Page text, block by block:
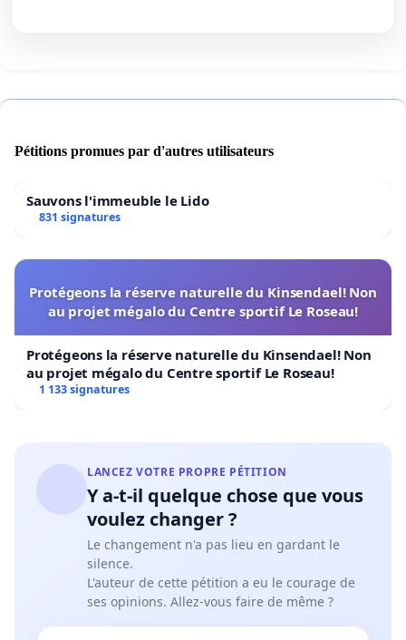
Pétitions promues par d'autres utilisateurs
Sauvons l'immeuble le Lido
831 signatures
Protégeons la réserve naturelle du Kinsendael! Non
au projet mégalo du Centre sportif Le Roseau!
Protégeons la réserve naturelle du Kinsendael! Non
au projet mégalo du Centre sportif Le Roseau!
1 133 signatures
LANCEZ VOTRE PROPRE PÉTITION
Y a-t-il quelque chose que vous
voulez changer ?
Le changement n'a pas lieu en gardant le
silence.
L'auteur de cette pétition a eu le courage de
ses opinions. Allez-vous faire de même ?